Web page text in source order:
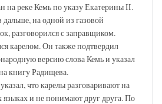
на реке Кемь по указу Екатерины II.
дальше, на одной из газовой
разговорился с заправщиком.
карелом. Он также подтвердил
версию слова Кемь и указал
книгу Радищева.
что карелы разговаривают на
языках и не понимают друг друга. По